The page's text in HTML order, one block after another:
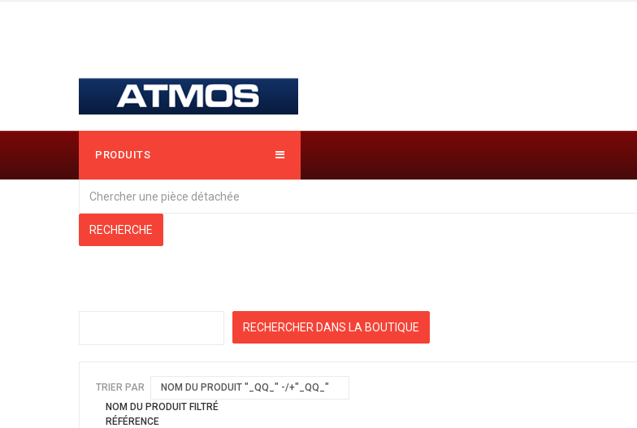
PRODUITS
TRIER PAR
NOM DU PRODUIT "_QQ_" -/+"_QQ_"
NOM DU PRODUIT FILTRÉ
RÉFÉRENCE